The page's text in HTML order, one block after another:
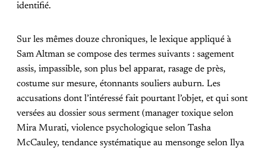
identifié.
Sur les mêmes douze chroniques, le lexique appliqué à
Sam Altman se compose des termes suivants : sagement
assis, impassible, son plus bel apparat, rasage de près,
costume sur mesure, étonnants souliers auburn. Les
accusations dont l’intéressé fait pourtant l’objet, et qui sont
versées au dossier sous serment (manager toxique selon
Mira Murati, violence psychologique selon Tasha
McCauley, tendance systématique au mensonge selon Ilya